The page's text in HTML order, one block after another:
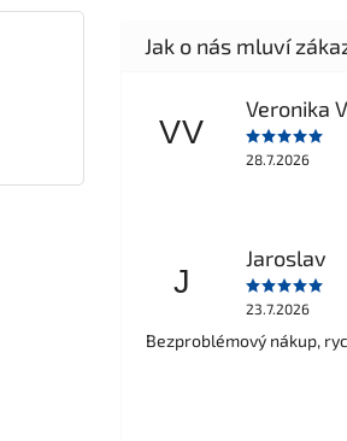
VV
Veronika
28.7.2026
J
Jaroslav
23.7.2026
Bezproblémový nákup,